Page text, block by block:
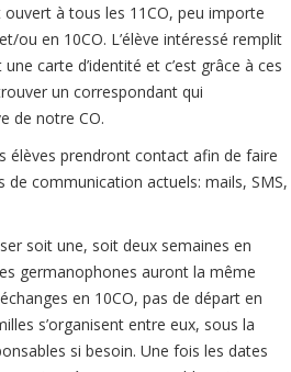
à tous les 11CO, peu importe
ou en 10CO. L’élève intéressé remplit
carte d’identité et c’est grâce à ces
un correspondant qui
de notre CO.
élèves prendront contact afin de faire
de communication actuels: mails, SMS,
soit une, soit deux semaines en
germanophones auront la même
en 10CO, pas de départ en
s’organisent entre eux, sous la
si besoin. Une fois les dates